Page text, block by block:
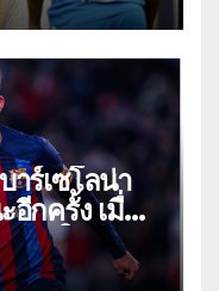
ร์เซโลน่า
กครั้ง เมื่อ
บีย่าในลีก